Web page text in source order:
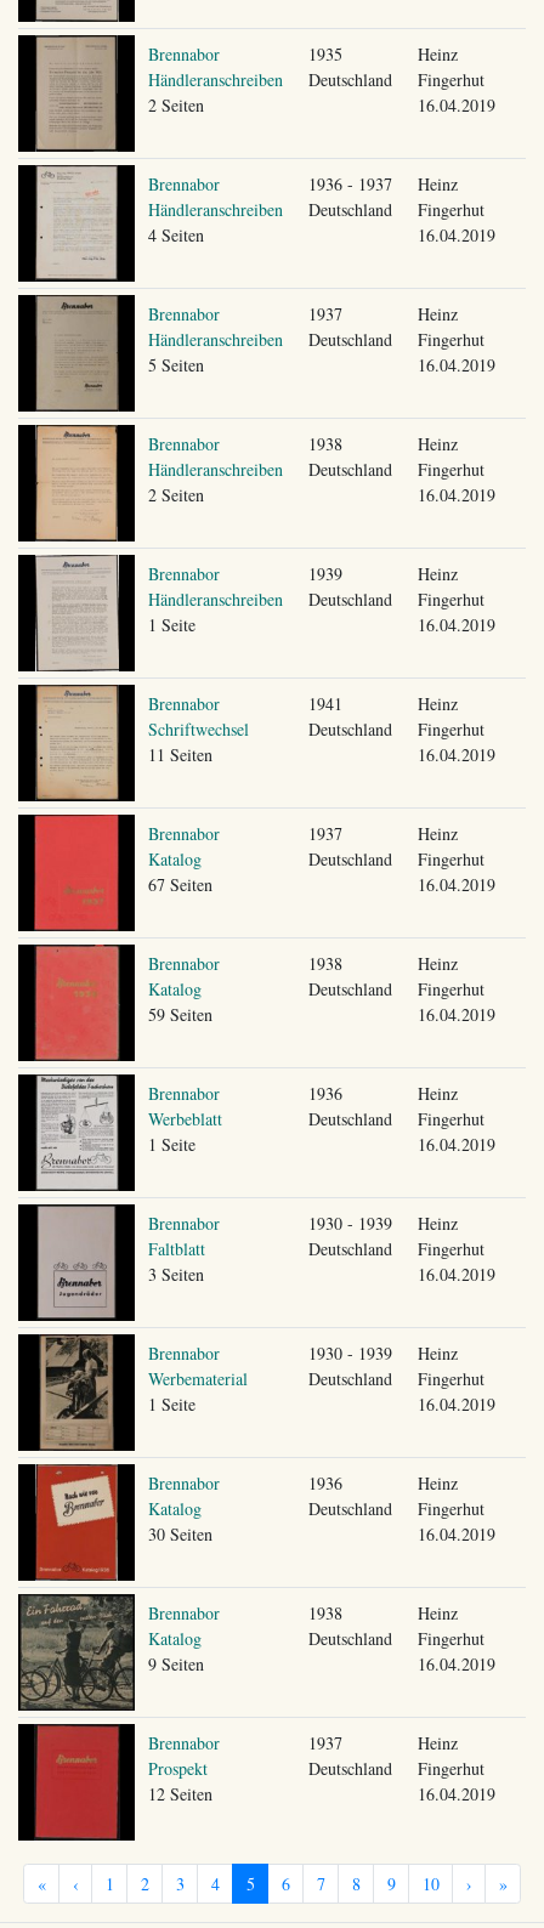
Brennabor
Händleranschreiben
2 Seiten
1935
Deutschland
Heinz
Fingerhut
16.04.2019
Brennabor
Händleranschreiben
4 Seiten
1936 - 1937
Deutschland
Heinz
Fingerhut
16.04.2019
Brennabor
Händleranschreiben
5 Seiten
1937
Deutschland
Heinz
Fingerhut
16.04.2019
Brennabor
Händleranschreiben
2 Seiten
1938
Deutschland
Heinz
Fingerhut
16.04.2019
Brennabor
Händleranschreiben
1 Seite
1939
Deutschland
Heinz
Fingerhut
16.04.2019
Brennabor
Schriftwechsel
11 Seiten
1941
Deutschland
Heinz
Fingerhut
16.04.2019
Brennabor
Katalog
67 Seiten
1937
Deutschland
Heinz
Fingerhut
16.04.2019
Brennabor
Katalog
59 Seiten
1938
Deutschland
Heinz
Fingerhut
16.04.2019
Brennabor
Werbeblatt
1 Seite
1936
Deutschland
Heinz
Fingerhut
16.04.2019
Brennabor
Faltblatt
3 Seiten
1930 - 1939
Deutschland
Heinz
Fingerhut
16.04.2019
Brennabor
Werbematerial
1 Seite
1930 - 1939
Deutschland
Heinz
Fingerhut
16.04.2019
Brennabor
Katalog
30 Seiten
1936
Deutschland
Heinz
Fingerhut
16.04.2019
Brennabor
Katalog
9 Seiten
1938
Deutschland
Heinz
Fingerhut
16.04.2019
Brennabor
Prospekt
12 Seiten
1937
Deutschland
Heinz
Fingerhut
16.04.2019
« ‹ 1 2 3 4 5 6 7 8 9 10 › »